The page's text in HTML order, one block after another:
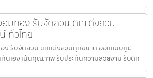
มทอง รับจัดสวน ตกแต่งสวน
ทั่วไทย
ง รับจัดสวน ตกแต่งสวนทุกขนาด ออกแบบภูมิ
กันเอง เน้นคุณภาพ รับประกันความสวยงาม รับตก